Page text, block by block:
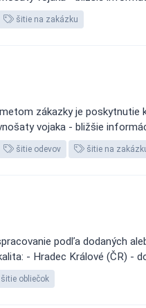
šitie na zakázku
zákazky je poskytnutie
vojaka - bližšie
šitie odevov šitie na
podľa dodaných
- Hradec Králové (ČR) -
šitie obliečok